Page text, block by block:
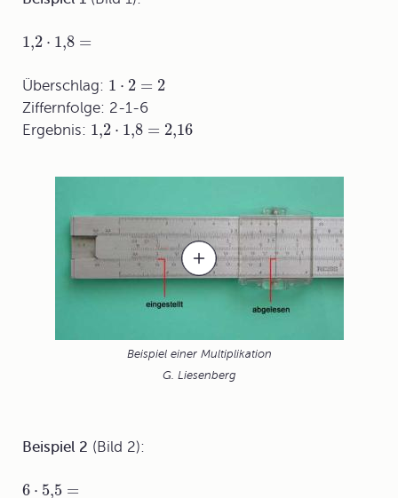
1,2 ⋅ 1,8 =
Überschlag: 1 ⋅ 2 = 2
Ziffernfolge: 2-1-6
Ergebnis: 1,2 ⋅ 1,8 = 2,16
Beispiel einer Multiplikation
G. Liesenberg
Beispiel 2 (Bild 2):
6 ⋅ 5,5 =